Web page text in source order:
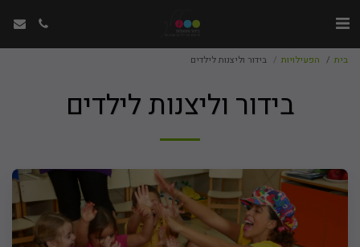
בית הפעילויות בידור וליצנות לילדים
בידור וליצנות לילדים